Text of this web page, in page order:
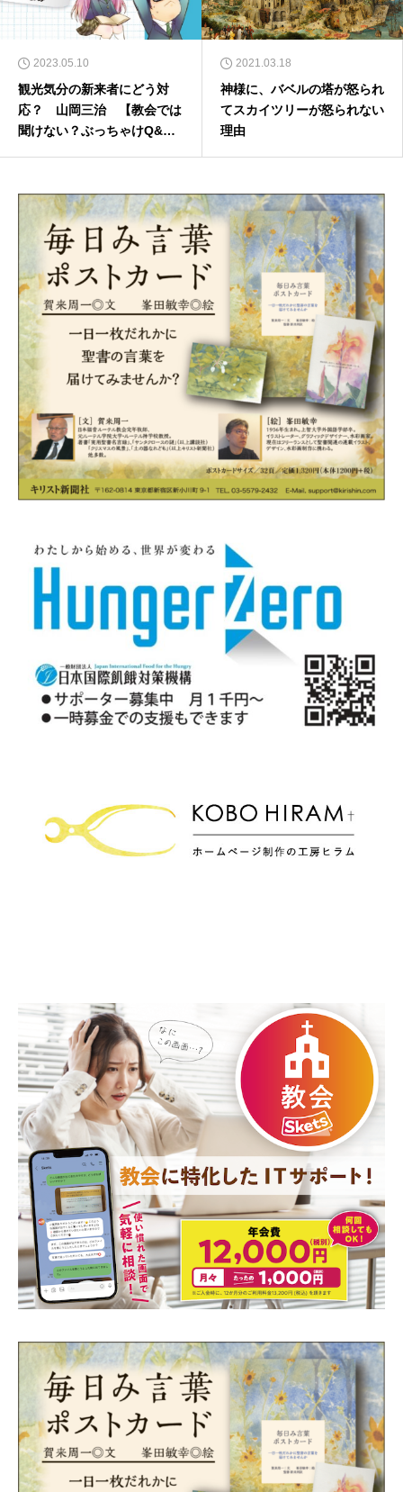
2023.05.10
観光気分の新来者にどう対
応？ 山岡三治 【教会では
聞けない？ぶっちゃけQ&
2021.03.18
神様に、バベルの塔が怒られ
てスカイツリーが怒られない
理由